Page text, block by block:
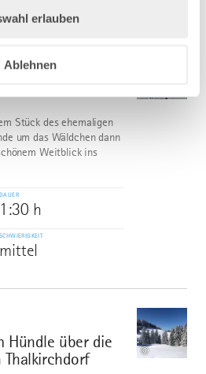
erlauben
Ablehnen
©
Stück des ehemaligen
um das Wäldchen dann
Weitblick ins
DAUER
1:30 h
SCHWIERIGKEIT
mittel
Hündle über die
Thalkirchdorf
©